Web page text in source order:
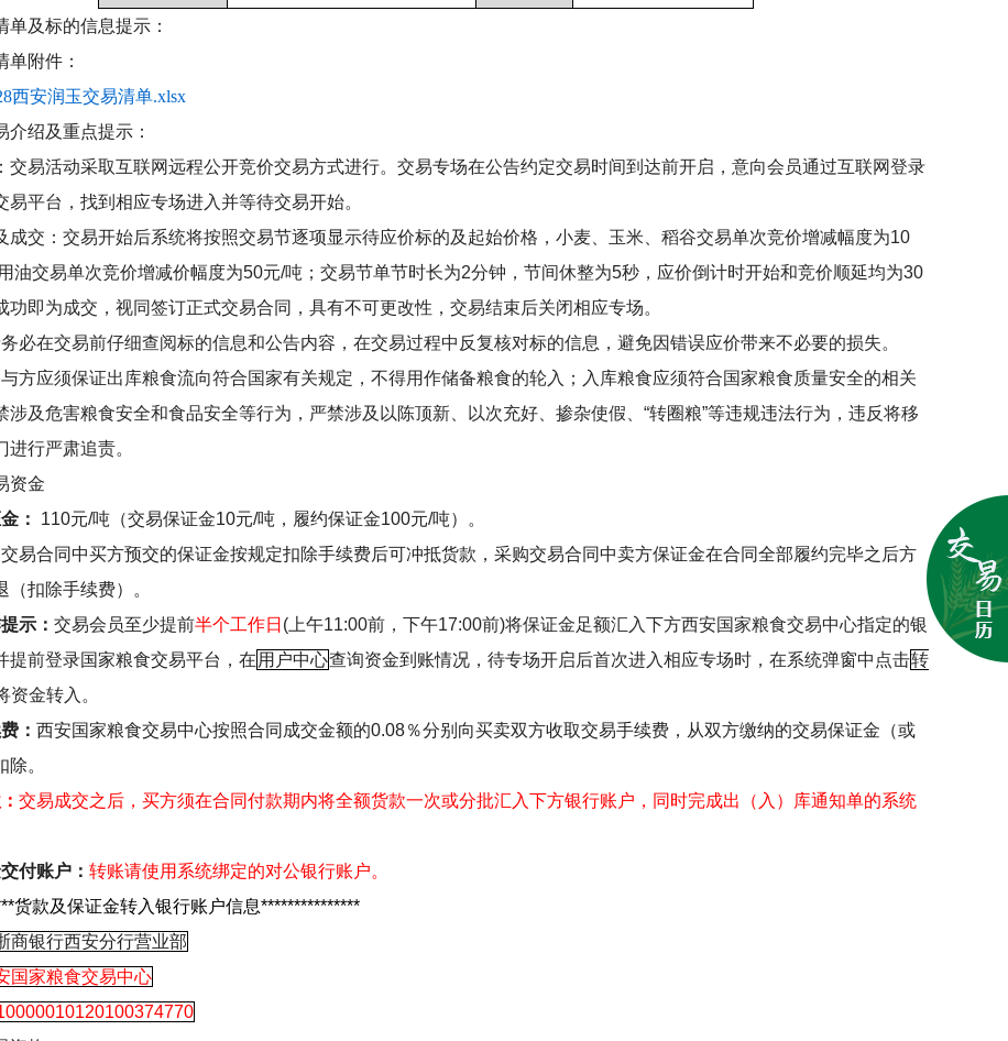
单及标的信息提示：
单附件：
西安润玉交易清单.xlsx
介绍及重点提示：
交易活动采取互联网远程公开竞价交易方式进行。交易专场在公告约定交易时间到达前开启，意向会员通过互联网登录
易平台，找到相应专场进入并等待交易开始。
成交：交易开始后系统将按照交易节逐项显示待应价标的及起始价格，小麦、玉米、稻谷交易单次竞价增减幅度为10
油交易单次竞价增减价幅度为50元/吨；交易节单节时长为2分钟，节间休整为5秒，应价倒计时开始和竞价顺延均为30
功即为成交，视同签订正式交易合同，具有不可更改性，交易结束后关闭相应专场。
必在交易前仔细查阅标的信息和公告内容，在交易过程中反复核对标的信息，避免因错误应价带来不必要的损失。
方应须保证出库粮食流向符合国家有关规定，不得用作储备粮食的轮入；入库粮食应须符合国家粮食质量安全的相关
涉及危害粮食安全和食品安全等行为，严禁涉及以陈顶新、以次充好、掺杂使假、 “转圈粮”等违规违法行为，违反将移
进行严肃追责。
资金
：
110元/吨（交易保证金10元/吨，履约保证金100元/吨）。
易合同中买方预交的保证金按规定扣除手续费后可冲抵货款，采购交易合同中卖方保证金在合同全部履约完毕之后方
（扣除手续费）。
示： 交易会员至少提前半个工作日 ( 上午11:00前，下午17:00前)将保证金足额汇入下方西安国家粮食交易中心指定的银
提前登录国家粮食交易平台，在 用户中心查询资金到账情况， 待专场开启后首次进入相应专场时，在系统弹窗中点击转
资金转入。
： 西安国家粮食交易中心按照合同成交金额的0.08％分别向买卖双方收取交易手续费，从双方缴纳的交易保证金（或
。
交易成交之后，买方须在合同付款期内将全额货款一次或分批汇入下方银行账户，同时完成出（入）库通知单的系统
付账户： 转账请使用系统绑定的对公银行账户。
货款及保证金转入银行账户信息***************
商银行西安分行营业部
国家粮食交易中心